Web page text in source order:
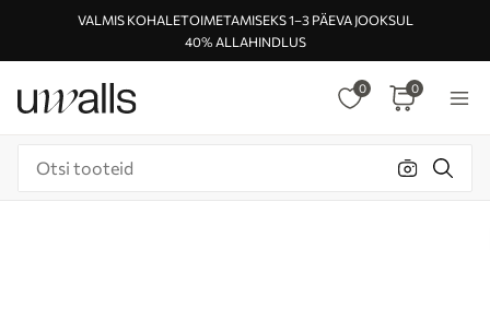
VALMIS KOHALETOIMETAMISEKS 1–3 PÄEVA JOOKSUL
40% ALLAHINDLUS
0 0